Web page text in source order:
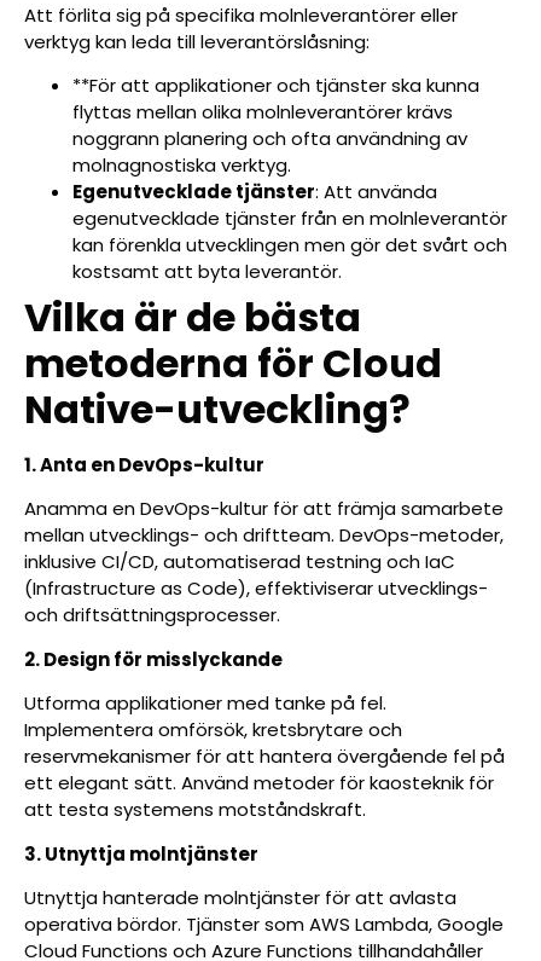
Att förlita sig på specifika molnleverantörer eller
verktyg kan leda till leverantörslåsning:
**För att applikationer och tjänster ska kunna
flyttas mellan olika molnleverantörer krävs
noggrann planering och ofta användning av
molnagnostiska verktyg.
Egenutvecklade tjänster: Att använda
egenutvecklade tjänster från en molnleverantör
kan förenkla utvecklingen men gör det svårt och
kostsamt att byta leverantör.
Vilka är de bästa
metoderna för Cloud
Native-utveckling?
1. Anta en DevOps-kultur
Anamma en DevOps-kultur för att främja samarbete
mellan utvecklings- och driftteam. DevOps-metoder,
inklusive CI/CD, automatiserad testning och IaC
(Infrastructure as Code), effektiviserar utvecklings-
och driftsättningsprocesser.
2. Design för misslyckande
Utforma applikationer med tanke på fel.
Implementera omförsök, kretsbrytare och
reservmekanismer för att hantera övergående fel på
ett elegant sätt. Använd metoder för kaosteknik för
att testa systemens motståndskraft.
3. Utnyttja molntjänster
Utnyttja hanterade molntjänster för att avlasta
operativa bördor. Tjänster som AWS Lambda, Google
Cloud Functions och Azure Functions tillhandahåller